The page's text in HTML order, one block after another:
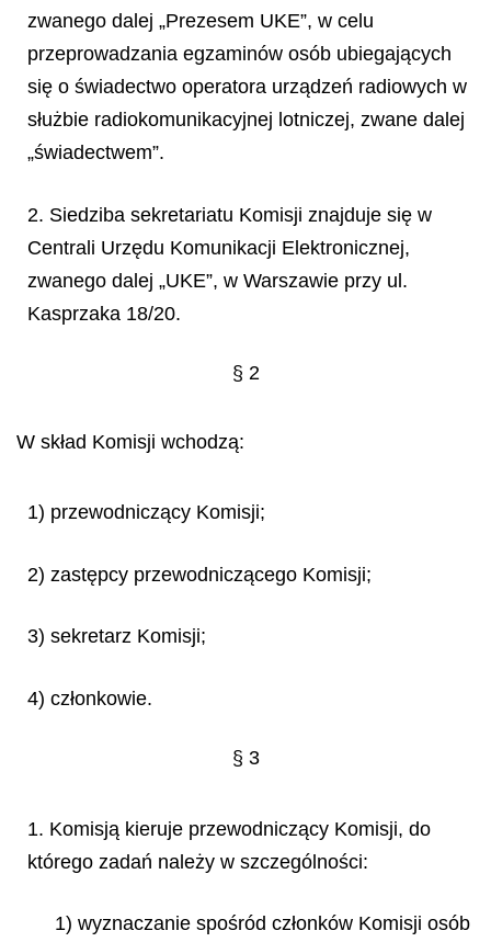
zwanego dalej „Prezesem UKE”, w celu
przeprowadzania egzaminów osób ubiegających
się o świadectwo operatora urządzeń radiowych w
służbie radiokomunikacyjnej lotniczej, zwane dalej
„świadectwem”.
2. Siedziba sekretariatu Komisji znajduje się w
Centrali Urzędu Komunikacji Elektronicznej,
zwanego dalej „UKE”, w Warszawie przy ul.
Kasprzaka 18/20.
§ 2
W skład Komisji wchodzą:
1) przewodniczący Komisji;
2) zastępcy przewodniczącego Komisji;
3) sekretarz Komisji;
4) członkowie.
§ 3
1. Komisją kieruje przewodniczący Komisji, do
którego zadań należy w szczególności:
1) wyznaczanie spośród członków Komisji osób